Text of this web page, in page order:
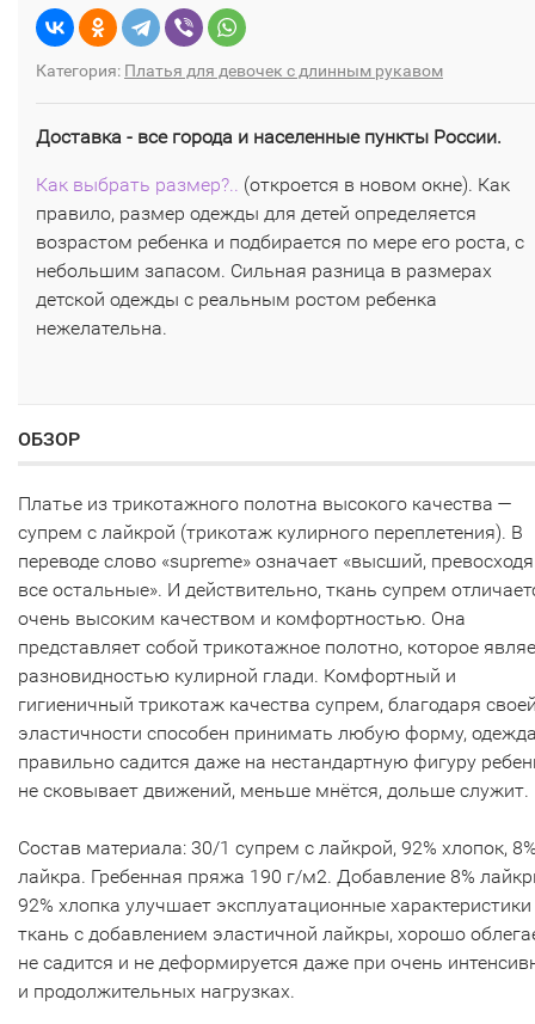
Категория: Платья для девочек с длинным рукавом
Доставка - все города и населенные пункты России.
Как выбрать размер?.. (откроется в новом окне). Как
правило, размер одежды для детей определяется
возрастом ребенка и подбирается по мере его роста, с
небольшим запасом. Сильная разница в размерах
детской одежды с реальным ростом ребенка
нежелательна.
ОБЗОР
Платье из трикотажного полотна высокого качества —
супрем с лайкрой (трикотаж кулирного переплетения). В
переводе слово «supreme» означает «высший,
все остальные». И действительно, ткань супрем
очень высоким качеством и комфортностью. Она
представляет собой трикотажное полотно, которое
разновидностью кулирной глади. Комфортный и
гигиеничный трикотаж качества супрем, благодаря
эластичности способен принимать любую форму,
правильно садится даже на нестандартную фигуру
не сковывает движений, меньше мнётся, дольше служит.
Состав материала: 30/1 супрем с лайкрой, 92% хлопок,
лайкра. Гребенная пряжа 190 г/м2. Добавление 8%
92% хлопка улучшает эксплуатационные
ткань с добавлением эластичной лайкры, хорошо
не садится и не деформируется даже при очень
и продолжительных нагрузках.